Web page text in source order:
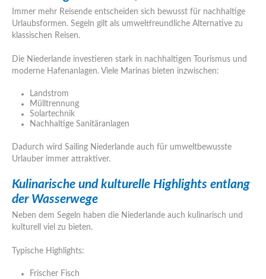
Immer mehr Reisende entscheiden sich bewusst für nachhaltige
Urlaubsformen. Segeln gilt als umweltfreundliche Alternative zu
klassischen Reisen.
Die Niederlande investieren stark in nachhaltigen Tourismus und
moderne Hafenanlagen. Viele Marinas bieten inzwischen:
Landstrom
Mülltrennung
Solartechnik
Nachhaltige Sanitäranlagen
Dadurch wird Sailing Niederlande auch für umweltbewusste
Urlauber immer attraktiver.
Kulinarische und kulturelle Highlights entlang
der Wasserwege
Neben dem Segeln haben die Niederlande auch kulinarisch und
kulturell viel zu bieten.
Typische Highlights:
Frischer Fisch